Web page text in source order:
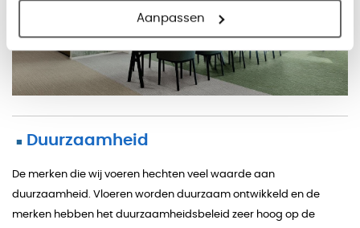
Aanpassen
■ Duurzaamheid
De merken die wij voeren hechten veel waarde aan
duurzaamheid. Vloeren worden duurzaam ontwikkeld en de
merken hebben het duurzaamheidsbeleid zeer hoog op de